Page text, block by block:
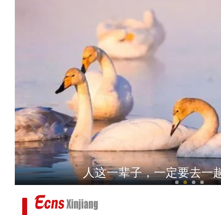
新疆拜城县：马铃薯首次
人这一辈子，一定要去一